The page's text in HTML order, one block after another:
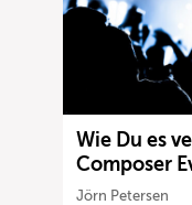
Wie Du es
Composer
Jörn Petersen